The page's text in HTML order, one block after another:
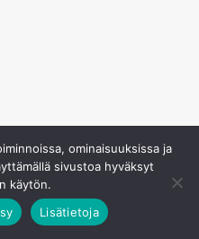
softa/ajuritasolla
paremmin kuin
ihan ajurioverheadin takia.
toivottavasti laatu vaan
ominaisuuksissa ja
sivustoa hyväksyt
käytön.
Lisätietoja